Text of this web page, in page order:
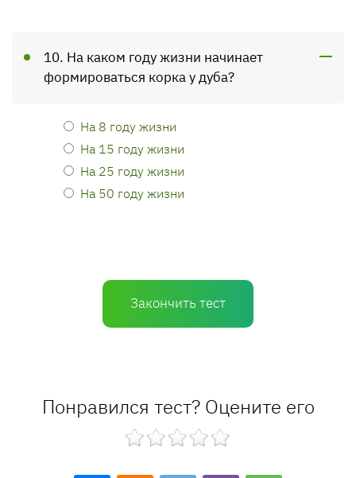
10. На каком году жизни начинает
формироваться корка у дуба?
На 8 году жизни
На 15 году жизни
На 25 году жизни
На 50 году жизни
Закончить тест
Понравился тест? Оцените его